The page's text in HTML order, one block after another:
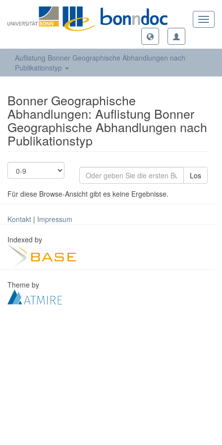
Auflistung Bonner Geographische Abhandlungen nach
Publikationstyp
Bonner Geographische
Abhandlungen: Auflistung Bonner
Geographische Abhandlungen nach
Publikationstyp
Los
Für diese Browse-Ansicht gibt es keine Ergebnisse.
Kontakt | Impressum
Indexed by
Theme by